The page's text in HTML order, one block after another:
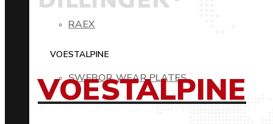
RAEX
SWEBOR WEAR PLATES
VOESTALPINE
VOESTALPINE